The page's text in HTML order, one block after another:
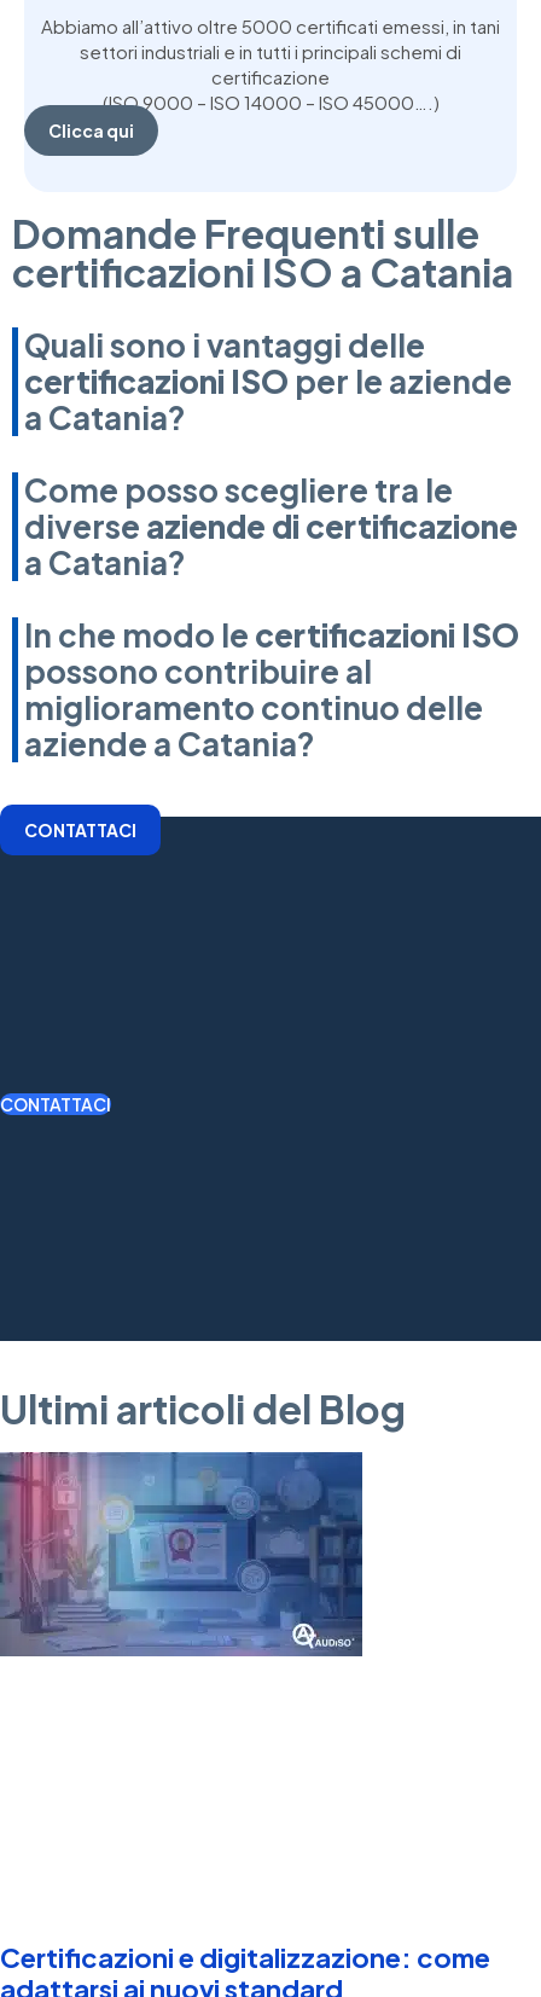
Abbiamo all’attivo oltre 5000 certificati emessi, in tani
settori industriali e in tutti i principali schemi di
certificazione
(ISO 9000 – ISO 14000 – ISO 45000….)
Clicca qui
Domande Frequenti sulle
certificazioni ISO a Catania
Quali sono i vantaggi delle
certificazioni ISO per le aziende
a Catania?
Come posso scegliere tra le
diverse aziende di certificazione
a Catania?
In che modo le certificazioni ISO
possono contribuire al
miglioramento continuo delle
aziende a Catania?
CONTATTACI
CONTATTACI
Ultimi articoli del Blog
Certificazioni e digitalizzazione: come
adattarsi ai nuovi standard